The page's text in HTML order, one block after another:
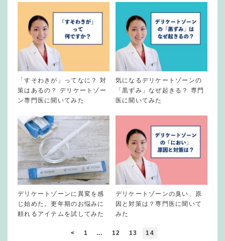
「すそわきが」ってなに？ 対
策はあるの？ デリケートゾー
ン専門医に聞いてみた
気になるデリケートゾーンの
「黒ずみ」なぜ起きる？ 専門
医に聞いてみた
デリケートゾーンに異変を感
じ始めた。更年期のお悩みに
頼れるアイテムを試してみた
デリケートゾーンの臭い、原
因と対策は？専門医に聞いて
みた
< 1 … 12 13 14